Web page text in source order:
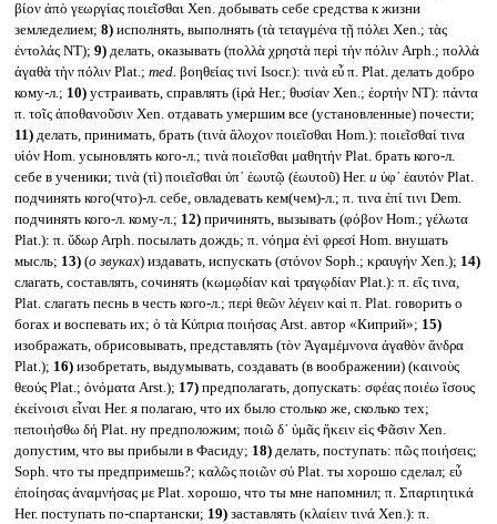
βίον ἀπὸ γεωργίας ποιεῖσθαι Xen. добывать себе средства к жизни
земледелием; 8)исполнять, выполнять (τὰ τεταγμένα τῇ πόλει Xen.; τὰς
ἐντολάς NT); 9)делать, оказывать (πολλὰ χρηστὰ περὶ τὴν πόλιν Arph.; πολλὰ
ἀγαθὰ τὴν πόλιν Plat.; med. βοηθείας τινί Isocr.): τινὰ εὖ π. Plat. делать добро
кому-л.; 10)устраивать, справлять (ἱρά Her.; θυσίαν Xen.; ἑορτήν NT): πάντα
π. τοῖς ἀποθανοῦσιν Xen. отдавать умершим все (установленные) почести;
11)делать, принимать, брать (τινὰ ἄλοχον ποιεῖσθαι Hom.): ποιεῖσθαί τινα
υἱόν Hom. усыновлять кого-л.; τινὰ ποιεῖσθαι μαθητήν Plat. брать кого-л.
себе в ученики; τινὰ (τὶ) ποιεῖσθαι ὑπ᾽ ἑωυτῷ (ἑωυτοῦ) Her. и ὑφ᾽ ἑαυτόν Plat.
подчинять кого(что)-л. себе, овладевать кем(чем)-л.; π. τινα ἐπί τινι Dem.
подчинять кого-л. кому-л.; 12)причинять, вызывать (φόβον Hom.; γέλωτα
Plat.): π. ὕδωρ Arph. посылать дождь; π. νόημα ἐνὶ φρεσί Hom. внушать
мысль; 13)(о звуках) издавать, испускать (στόνον Soph.; κραυγήν Xen.); 14)
слагать, составлять, сочинять (κωμῳδίαν καὶ τραγῳδίαν Plat.): π. εἴς τινα,
Plat. слагать песнь в честь кого-л.; περὶ θεῶν λέγειν καὶ π. Plat. говорить о
богах и воспевать их; ὁ τὰ Κύπρια ποιήσας Arst. автор «Киприй»; 15)
изображать, обрисовывать, представлять (τὸν Ἀγαμέμνονα ἀγαθὸν ἄνδρα
Plat.); 16)изобретать, выдумывать, создавать (в воображении) (καινοὺς
θεούς Plat.; ὀνόματα Arst.); 17)предполагать, допускать: σφέας ποιέω ἴσους
ἐκείνοισι εἶναι Her. я полагаю, что их было столько же, сколько тех;
πεποιήσθω δή Plat. ну предположим; ποιῶ δ᾽ ὑμᾶς ἥκειν εἰς Φᾶσιν Xen.
допустим, что вы прибыли в Фасиду; 18)делать, поступать: πῶς ποιήσεις;
Soph. что ты предпримешь?; καλῶς ποιῶν σύ Plat. ты хорошо сделал; εὖ
ἐποίησας ἀναμνήσας με Plat. хорошо, что ты мне напомнил; π. Σπαρτιητικά
Her. поступать по-спартански; 19)заставлять (κλαίειν τινά Xen.): π.